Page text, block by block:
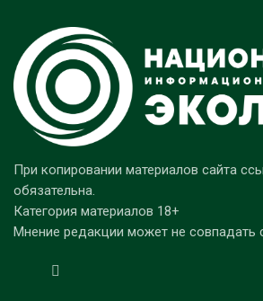
При копировании материалов сайта
обязательна.
Категория материалов 18+
Мнение редакции может не совпадать